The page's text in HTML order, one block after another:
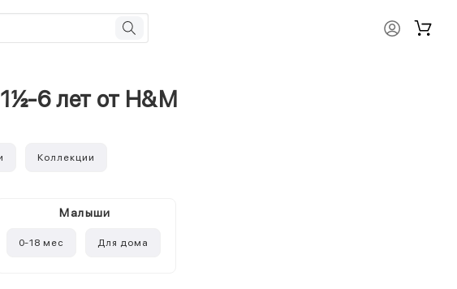
6 лет от H&M
Коллекции
Малыши
0-18 мес Для дома